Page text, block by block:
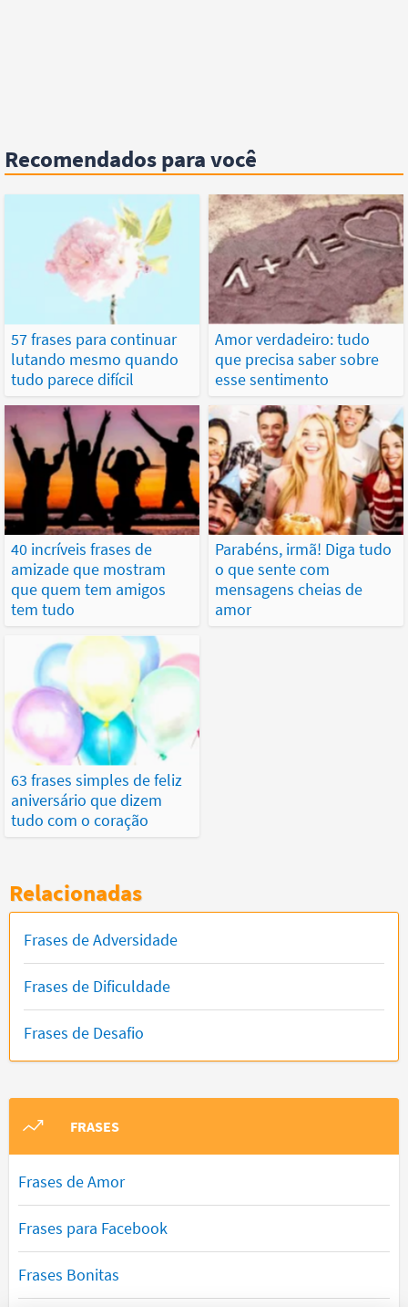
Recomendados para você
57 frases para continuar
lutando mesmo quando
tudo parece difícil
Amor verdadeiro: tudo
que precisa saber sobre
esse sentimento
40 incríveis frases de
amizade que mostram
que quem tem amigos
tem tudo
Parabéns, irmã! Diga tudo
o que sente com
mensagens cheias de
amor
63 frases simples de feliz
aniversário que dizem
tudo com o coração
Relacionadas
Frases de Adversidade
Frases de Dificuldade
Frases de Desafio
FRASES
Frases de Amor
Frases para Facebook
Frases Bonitas